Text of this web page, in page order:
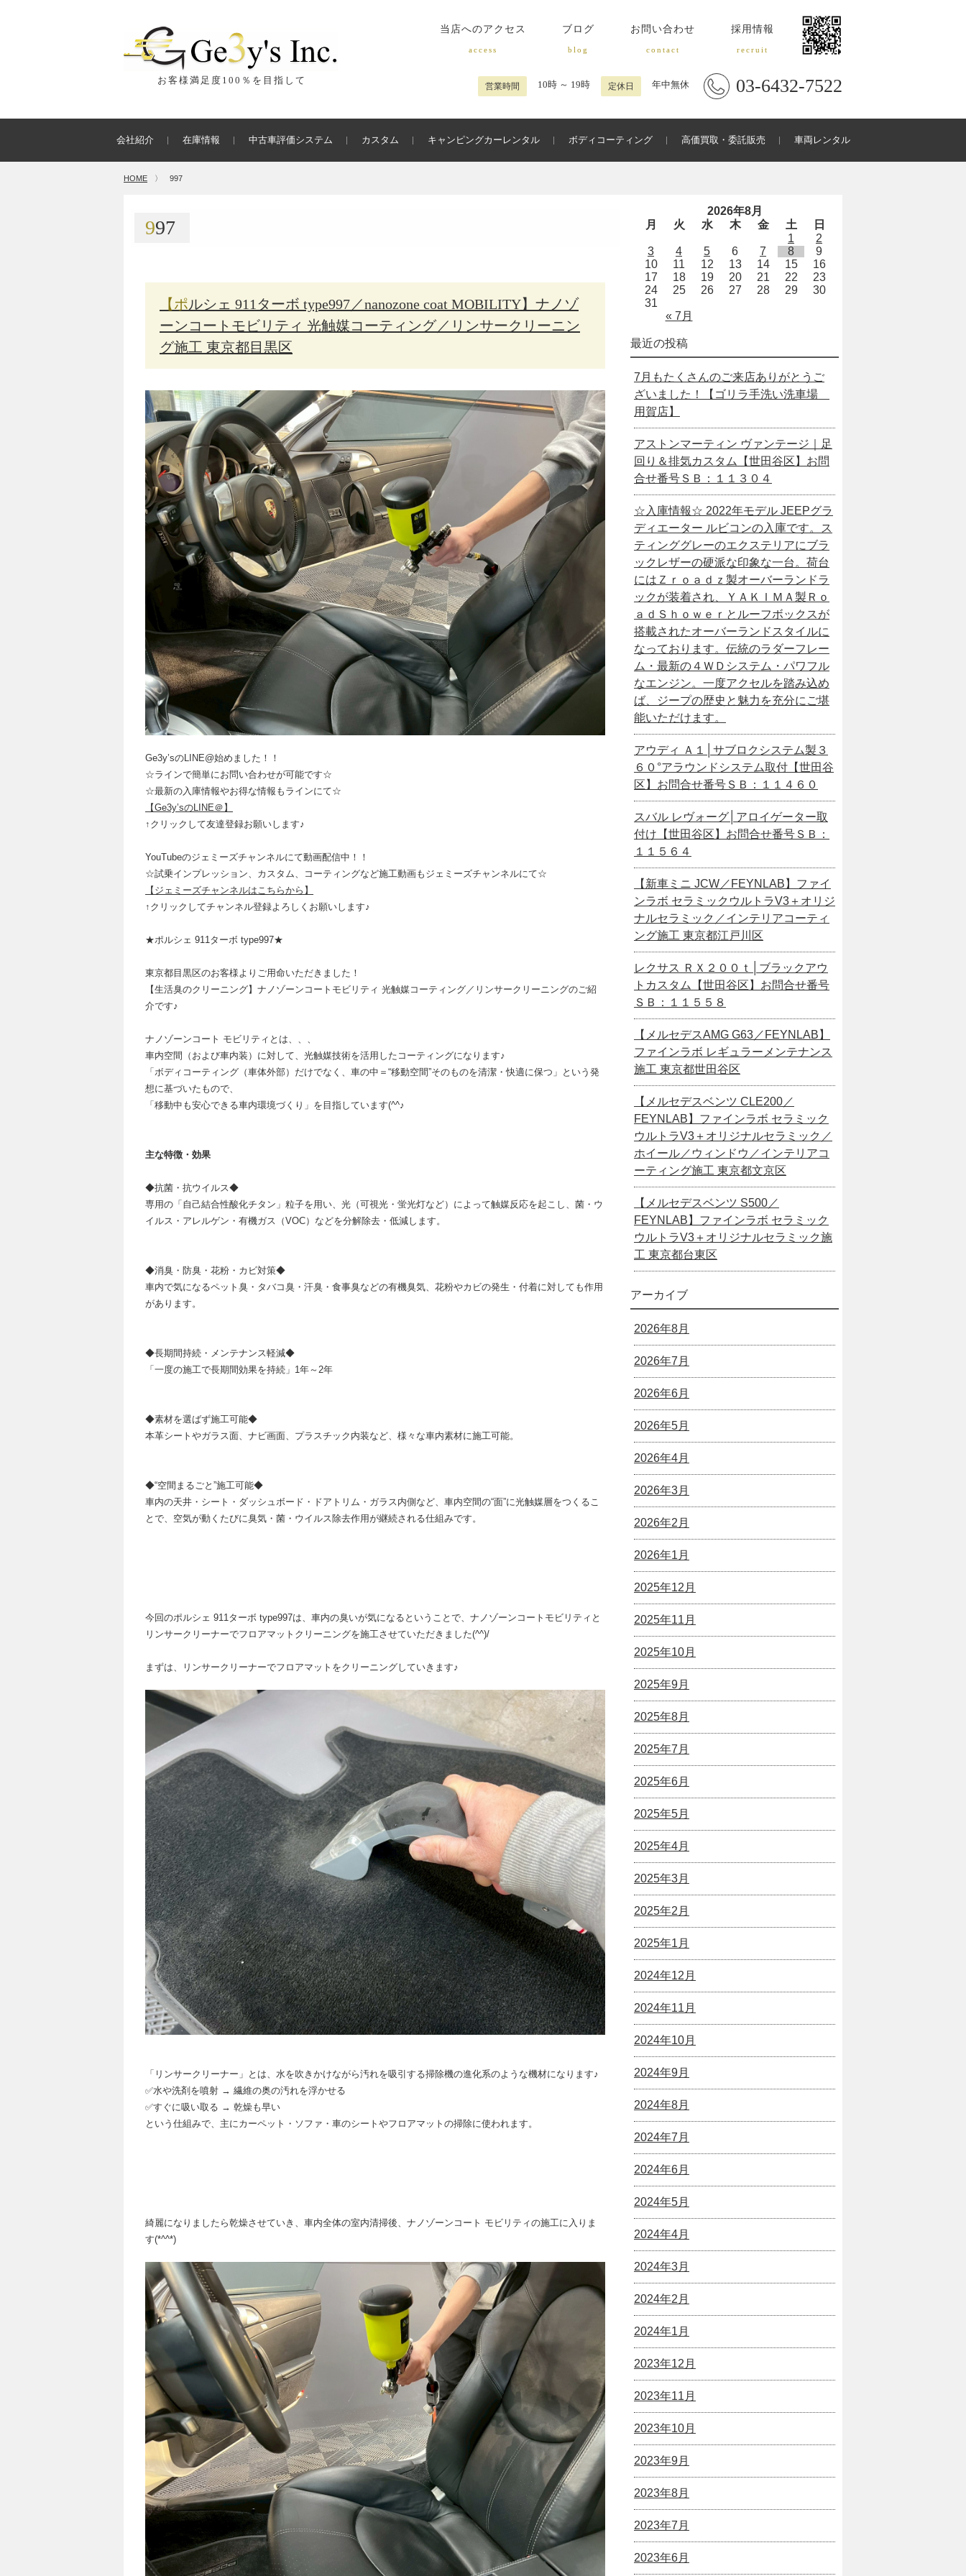
お客様満足度100％を目指して
当店へのアクセス
access
ブログ
blog
お問い合わせ
contact
採用情報
recruit
営業時間 10時 ～ 19時 定休日 年中無休 03-6432-7522
会社紹介 在庫情報 中古車評価システム カスタム キャンピングカーレンタル ボディコーティング 高価買取・委託販売 車両レンタル
HOME 〉 997
997
【ポルシェ 911ターボ type997／nanozone coat MOBILITY】ナノゾ
ーンコートモビリティ 光触媒コーティング／リンサークリーニン
グ施工 東京都目黒区
Ge3y’sのLINE@始めました！！
☆ラインで簡単にお問い合わせが可能です☆
☆最新の入庫情報やお得な情報もラインにて☆
【Ge3y’sのLINE＠】
↑クリックして友達登録お願いします♪
YouTubeのジェミーズチャンネルにて動画配信中！！
☆試乗インプレッション、カスタム、コーティングなど施工動画もジェミーズチャンネルにて☆
【ジェミーズチャンネルはこちらから】
↑クリックしてチャンネル登録よろしくお願いします♪
★ポルシェ 911ターボ type997★
東京都目黒区のお客様よりご用命いただきました！
【生活臭のクリーニング】ナノゾーンコートモビリティ 光触媒コーティング／リンサークリーニングのご紹
介です♪
ナノゾーンコート モビリティとは、、、
車内空間（および車内装）に対して、光触媒技術を活用したコーティングになります♪
「ボディコーティング（車体外部）だけでなく、車の中＝“移動空間”そのものを清潔・快適に保つ」という発
想に基づいたもので、
「移動中も安心できる車内環境づくり」を目指しています(^^♪
主な特徴・効果
◆抗菌・抗ウイルス◆
専用の「自己結合性酸化チタン」粒子を用い、光（可視光・蛍光灯など）によって触媒反応を起こし、菌・ウ
イルス・アレルゲン・有機ガス（VOC）などを分解除去・低減します。
◆消臭・防臭・花粉・カビ対策◆
車内で気になるペット臭・タバコ臭・汗臭・食事臭などの有機臭気、花粉やカビの発生・付着に対しても作用
があります。
◆長期間持続・メンテナンス軽減◆
「一度の施工で長期間効果を持続」1年～2年
◆素材を選ばず施工可能◆
本革シートやガラス面、ナビ画面、プラスチック内装など、様々な車内素材に施工可能。
◆“空間まるごと”施工可能◆
車内の天井・シート・ダッシュボード・ドアトリム・ガラス内側など、車内空間の“面”に光触媒層をつくるこ
とで、空気が動くたびに臭気・菌・ウイルス除去作用が継続される仕組みです。
今回のポルシェ 911ターボ type997は、車内の臭いが気になるということで、ナノゾーンコートモビリティと
リンサークリーナーでフロアマットクリーニングを施工させていただきました(^^)/
まずは、リンサークリーナーでフロアマットをクリーニングしていきます♪
「リンサークリーナー」とは、水を吹きかけながら汚れを吸引する掃除機の進化系のような機材になります♪
✅水や洗剤を噴射 → 繊維の奥の汚れを浮かせる
✅すぐに吸い取る → 乾燥も早い
という仕組みで、主にカーペット・ソファ・車のシートやフロアマットの掃除に使われます。
綺麗になりましたら乾燥させていき、車内全体の室内清掃後、ナノゾーンコート モビリティの施工に入りま
す(*^^*)
2026年8月
月
火 水 木 金 土 日
« 7月
1
2
3
4 5 6 7 8
9
10
11 12 13 14 15
16
17
18 19 20 21 22
23
24
25 26 27 28 29
30
31
最近の投稿
7月もたくさんのご来店ありがとうご
ざいました！【ゴリラ手洗い洗車場
用賀店】
アストンマーティン ヴァンテージ｜足
回り＆排気カスタム【世田谷区】お問
合せ番号ＳＢ：１１３０４
☆入庫情報☆ 2022年モデル JEEPグラ
ディエーター ルビコンの入庫です。ス
ティンググレーのエクステリアにブラ
ックレザーの硬派な印象な一台。荷台
にはＺｒｏａｄｚ製オーバーランドラ
ックが装着され、ＹＡＫＩＭＡ製Ｒｏ
ａｄＳｈｏｗｅｒとルーフボックスが
搭載されたオーバーランドスタイルに
なっております。伝統のラダーフレー
ム・最新の４ＷＤシステム・パワフル
なエンジン。一度アクセルを踏み込め
ば、ジープの歴史と魅力を充分にご堪
能いただけます。
アウディ Ａ１│サブロクシステム製３
６０°アラウンドシステム取付【世田谷
区】お問合せ番号ＳＢ：１１４６０
スバル レヴォーグ│アロイゲーター取
付け【世田谷区】お問合せ番号ＳＢ：
１１５６４
【新車ミニ JCW／FEYNLAB】ファイ
ンラボ セラミックウルトラV3＋オリジ
ナルセラミック／インテリアコーティ
ング施工 東京都江戸川区
レクサス ＲＸ２００ｔ│ブラックアウ
トカスタム【世田谷区】お問合せ番号
ＳＢ：１１５５８
【メルセデスAMG G63／FEYNLAB】
ファインラボ レギュラーメンテナンス
施工 東京都世田谷区
【メルセデスベンツ CLE200／
FEYNLAB】ファインラボ セラミック
ウルトラV3＋オリジナルセラミック／
ホイール／ウィンドウ／インテリアコ
ーティング施工 東京都文京区
【メルセデスベンツ S500／
FEYNLAB】ファインラボ セラミック
ウルトラV3＋オリジナルセラミック施
工 東京都台東区
アーカイブ
2026年8月
2026年7月
2026年6月
2026年5月
2026年4月
2026年3月
2026年2月
2026年1月
2025年12月
2025年11月
2025年10月
2025年9月
2025年8月
2025年7月
2025年6月
2025年5月
2025年4月
2025年3月
2025年2月
2025年1月
2024年12月
2024年11月
2024年10月
2024年9月
2024年8月
2024年7月
2024年6月
2024年5月
2024年4月
2024年3月
2024年2月
2024年1月
2023年12月
2023年11月
2023年10月
2023年9月
2023年8月
2023年7月
2023年6月